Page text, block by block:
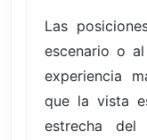
Las
escenario o
experiencia
que la vista
estrecha del